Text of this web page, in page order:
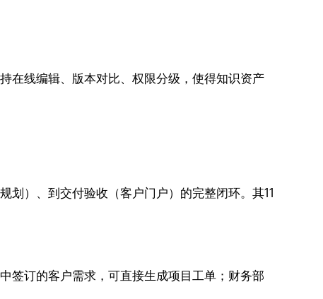
在线编辑、版本对比、权限分级，使得知识资产
）、到交付验收（客户门户）的完整闭环。其11
签订的客户需求，可直接生成项目工单；财务部